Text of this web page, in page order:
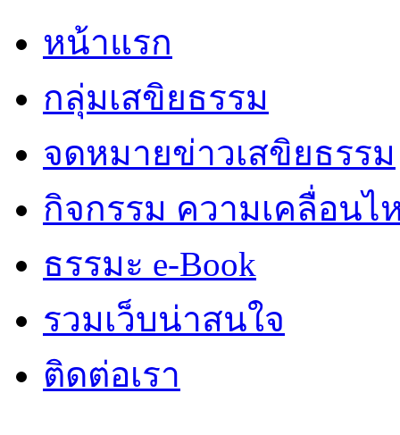
หน้าแรก
กลุ่มเสขิยธรรม
จดหมายข่าวเสขิยธรรม
กิจกรรม ความเคลื่อนไ
ธรรมะ e-Book
รวมเว็บน่าสนใจ
ติดต่อเรา